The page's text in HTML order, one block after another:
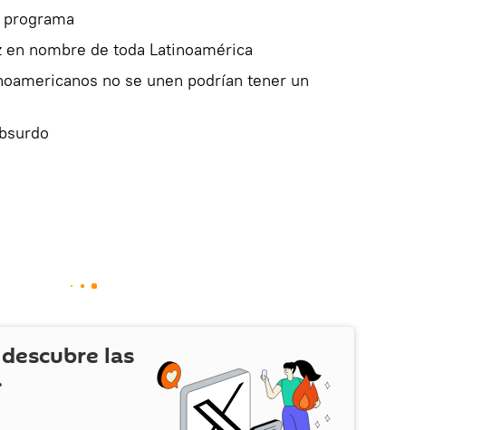
en nombre de toda Latinoamérica
no se unen podrían tener un
las